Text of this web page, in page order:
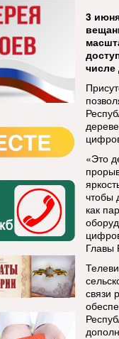
3
числе
«Это
чтобы
как
Главы
связи